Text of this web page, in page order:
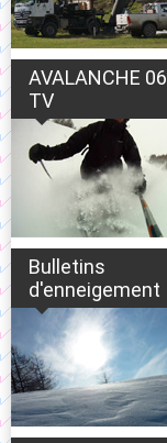
AVALANCHE 06
TV
Bulletins
d'enneigement